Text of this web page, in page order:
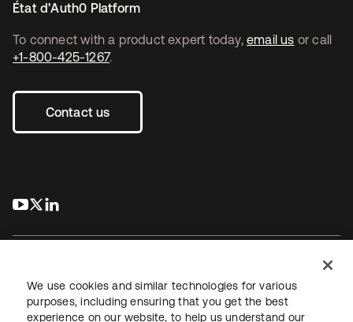
To connect with a product expert today, email us or call
+1-800-425-1267.
Contact us
s’ouvre dans un nouvel onglet
s’ouvre dans un nouvel onglet
État d’Auth0 Platform
We use cookies and similar technologies for various
purposes, including ensuring that you get the best
experience on our website, to help us understand our